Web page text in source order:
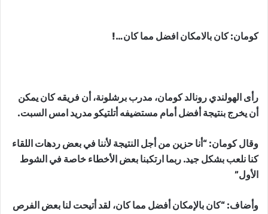
كومان: كان بالامكان افضل مما كان…!
‏رأى الهولندي رونالد كومان، مدرب برشلونة، أن فريقه كان يمكن
أن يخرج بنتيجة أفضل أمام مستضيفه أتلتيكو مدريد امس السبت.‬
وقال كومان: “أنا حزين من أجل النتيجة لأننا في بعض ردهات اللقاء
كنا نلعب بشكل جيد. ربما ارتكبنا بعض الأخطاء خاصة في الشوط
الأول”
وأضاف: “كان بالإمكان أفضل مما كان، لقد أتيحت لنا بعض الفرص